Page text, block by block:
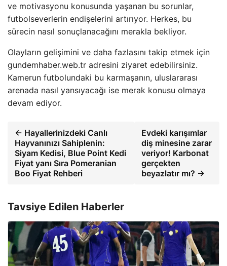
ve motivasyonu konusunda yaşanan bu sorunlar,
futbolseverlerin endişelerini artırıyor. Herkes, bu
sürecin nasıl sonuçlanacağını merakla bekliyor.
Olayların gelişimini ve daha fazlasını takip etmek için
gundemhaber.web.tr adresini ziyaret edebilirsiniz.
Kamerun futbolundaki bu karmaşanın, uluslararası
arenada nasıl yansıyacağı ise merak konusu olmaya
devam ediyor.
← Hayallerinizdeki Canlı
Hayvanınızı Sahiplenin:
Siyam Kedisi, Blue Point Kedi
Fiyat yanı Sıra Pomeranian
Boo Fiyat Rehberi
Evdeki karışımlar
diş minesine zarar
veriyor! Karbonat
gerçekten
beyazlatır mı? →
Tavsiye Edilen Haberler